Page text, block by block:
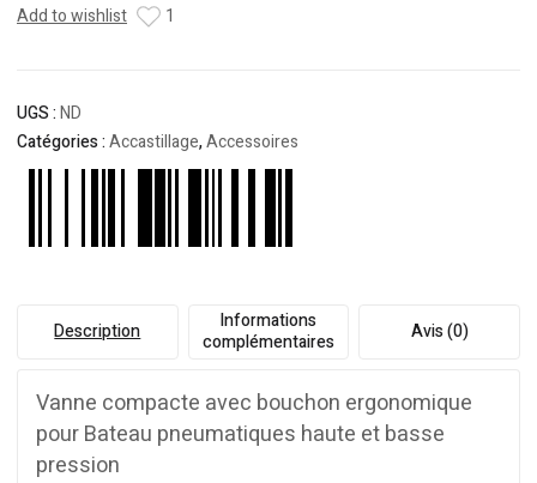
Add to wishlist 1
UGS :ND
Catégories :Accastillage,Accessoires
Description
Informations
complémentaires
Avis (0)
Vanne compacte avec bouchon ergonomique
pour Bateau pneumatiques haute et basse
pression